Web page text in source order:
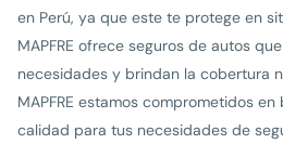
en Perú, ya que este te protege en
MAPFRE ofrece seguros de autos
necesidades y brindan la cobertura
MAPFRE estamos comprometidos
calidad para tus necesidades de